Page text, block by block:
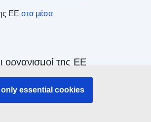
ΕΕστα μέσα
οργανισμοί της ΕΕ
και λοιπών
της ΕΕ
essential cookies